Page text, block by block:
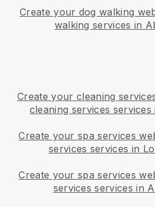
Create your dog walking
walking services in
Create your cleaning
cleaning services
Create your spa services
services services in
Create your spa services
services services in